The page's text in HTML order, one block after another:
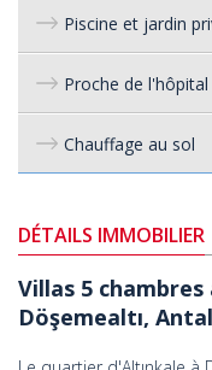
Piscine et jardin
Proche de l'hôpital
Chauffage au sol
DÉTAILS IMMOBILIER
Villas 5
Döşemealtı,